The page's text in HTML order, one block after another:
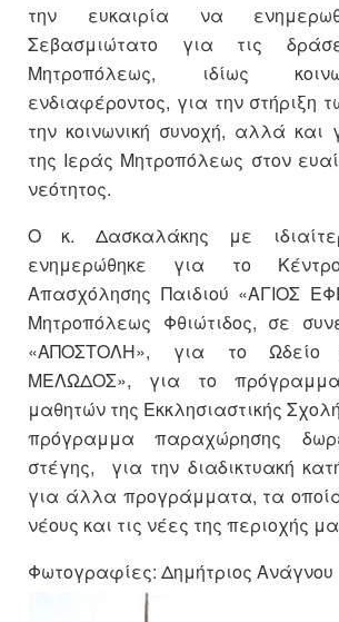
την ευκαιρία να
Σεβασμιώτατο για τις
Μητροπόλεως, ιδίως
ενδιαφέροντος, για την στήριξη
την κοινωνική συνοχή, αλλά και
της Ιεράς Μητροπόλεως στον
νεότητος.
Ο κ. Δασκαλάκης με
ενημερώθηκε για το Κέντρο
Απασχόλησης Παιδιού «ΑΓΙΟΣ
Μητροπόλεως Φθιώτιδος, σε
«ΑΠΟΣΤΟΛΗ», για το
ΜΕΛΩΔΟΣ», για το
μαθητών της Εκκλησιαστικής
πρόγραμμα παραχώρησης
στέγης, για την διαδικτυακή
για άλλα προγράμματα, τα
νέους και τις νέες της περιοχής
Φωτογραφίες: Δημήτριος Ανάγνου